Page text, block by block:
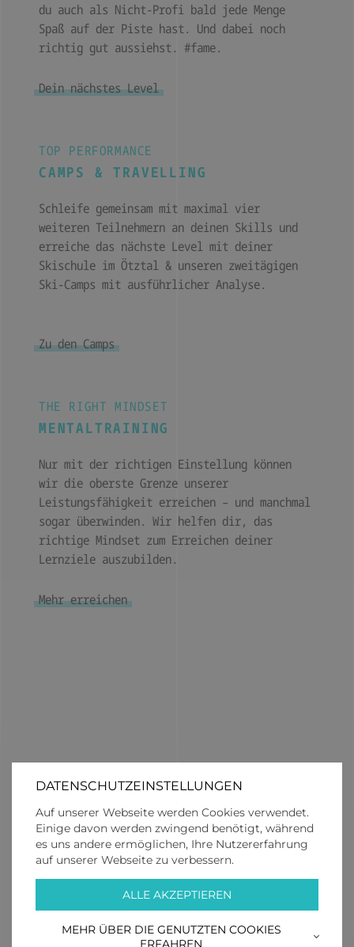
du auch als Nicht-Profi bald jede Menge
Spaß auf der Piste hast. Und dabei noch
richtig gut aussiehst. #fame.
Dein nächstes Level
TOP PERFORMANCE
CAMPS & TRAVELLING
Schleife gemeinsam mit maximal vier
weiteren Teilnehmern an deinen Skills und
erreiche das nächste Level mit deiner
Skischule im Ötztal & unseren zweitägigen
Ski-Camps mit ausführlicher Analyse.
Zu den Camps
THE RIGHT MINDSET
MENTALTRAINING
Nur mit der richtigen Einstellung können
wir die oberste Grenze unserer
Leistungsfähigkeit erreichen – und manchmal
sogar überwinden. Wir helfen dir, das
richtige Mindset zum Erreichen deiner
Lernziele auszubilden.
Mehr erreichen
info@core-skischule.at
+43 664 14 300 46
DATENSCHUTZEINSTELLUNGEN
Auf unserer Webseite werden Cookies verwendet.
Einige davon werden zwingend benötigt, während
es uns andere ermöglichen, Ihre Nutzererfahrung
auf unserer Webseite zu verbessern.
ALLE AKZEPTIEREN
MEHR ÜBER DIE GENUTZTEN COOKIES
ERFAHREN